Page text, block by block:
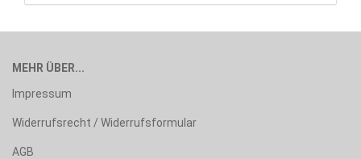
MEHR ÜBER...
Impressum
Widerrufsrecht / Widerrufsformular
AGB